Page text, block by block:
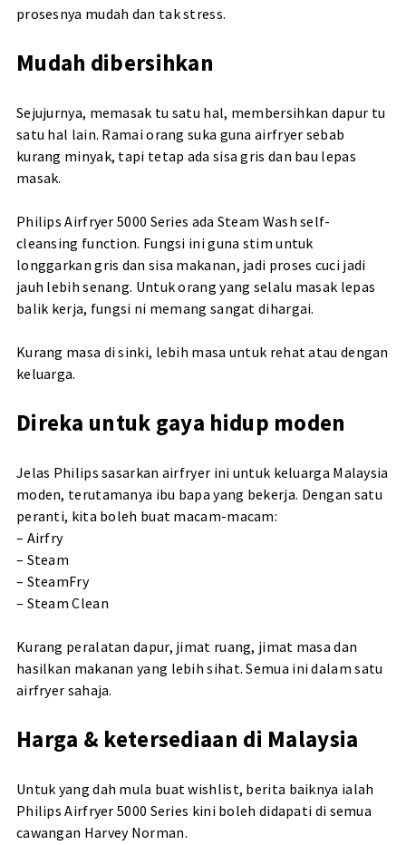
prosesnya mudah dan tak stress.
Mudah dibersihkan
Sejujurnya, memasak tu satu hal, membersihkan dapur tu
satu hal lain. Ramai orang suka guna airfryer sebab
kurang minyak, tapi tetap ada sisa gris dan bau lepas
masak.
Philips Airfryer 5000 Series ada Steam Wash self-
cleansing function. Fungsi ini guna stim untuk
longgarkan gris dan sisa makanan, jadi proses cuci jadi
jauh lebih senang. Untuk orang yang selalu masak lepas
balik kerja, fungsi ni memang sangat dihargai.
Kurang masa di sinki, lebih masa untuk rehat atau dengan
keluarga.
Direka untuk gaya hidup moden
Jelas Philips sasarkan airfryer ini untuk keluarga Malaysia
moden, terutamanya ibu bapa yang bekerja. Dengan satu
peranti, kita boleh buat macam-macam:
– Airfry
– Steam
– SteamFry
– Steam Clean
Kurang peralatan dapur, jimat ruang, jimat masa dan
hasilkan makanan yang lebih sihat. Semua ini dalam satu
airfryer sahaja.
Harga & ketersediaan di Malaysia
Untuk yang dah mula buat wishlist, berita baiknya ialah
Philips Airfryer 5000 Series kini boleh didapati di semua
cawangan Harvey Norman.